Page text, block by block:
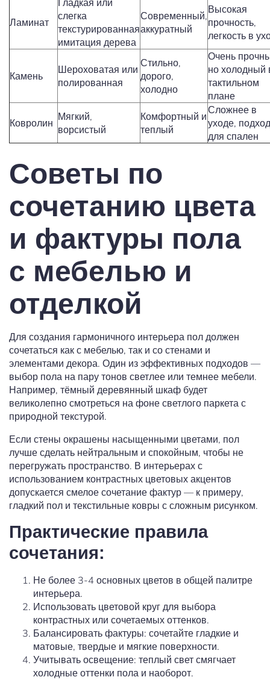
Ламинат
Гладкая или
слегка
текстурированная
имитация дерева
Современный,
аккуратный
Высокая
прочность,
легкость в
Камень
Шероховатая или
полированная
Стильно,
дорого,
холодно
Очень
но холодный
тактильном
плане
Ковролин
Мягкий,
ворсистый
Комфортный и
теплый
Сложнее в
уходе,
для спален
Советы по
сочетанию цвета
и фактуры пола
с мебелью и
отделкой
Для создания гармоничного интерьера пол должен
сочетаться как с мебелью, так и со стенами и
элементами декора. Один из эффективных подходов —
выбор пола на пару тонов светлее или темнее мебели.
Например, тёмный деревянный шкаф будет
великолепно смотреться на фоне светлого паркета с
природной текстурой.
Если стены окрашены насыщенными цветами, пол
лучше сделать нейтральным и спокойным, чтобы не
перегружать пространство. В интерьерах с
использованием контрастных цветовых акцентов
допускается смелое сочетание фактур — к примеру,
гладкий пол и текстильные ковры с сложным рисунком.
Практические правила
сочетания:
Не более 3-4 основных цветов в общей палитре
интерьера.
Использовать цветовой круг для выбора
контрастных или сочетаемых оттенков.
Балансировать фактуры: сочетайте гладкие и
матовые, твердые и мягкие поверхности.
Учитывать освещение: теплый свет смягчает
холодные оттенки пола и наоборот.